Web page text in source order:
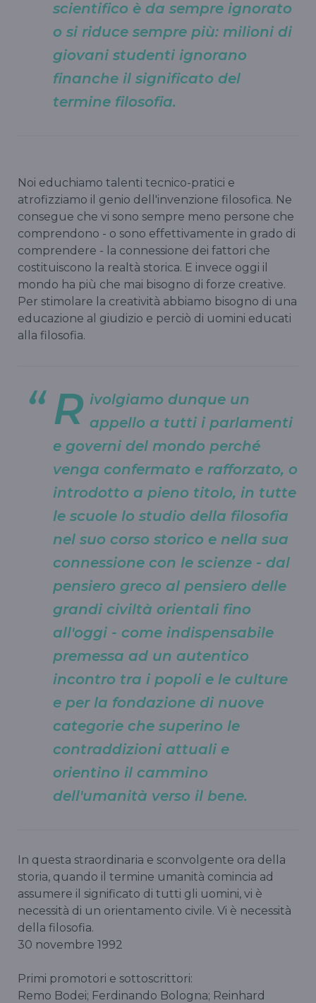
scientifico è da sempre ignorato
o si riduce sempre più: milioni di
giovani studenti ignorano
finanche il significato del
termine filosofia.
Noi educhiamo talenti tecnico-pratici e
atrofizziamo il genio dell'invenzione filosofica. Ne
consegue che vi sono sempre meno persone che
comprendono - o sono effettivamente in grado di
comprendere - la connessione dei fattori che
costituiscono la realtà storica. E invece oggi il
mondo ha più che mai bisogno di forze creative.
Per stimolare la creatività abbiamo bisogno di una
educazione al giudizio e perciò di uomini educati
alla filosofia.
R ivolgiamo dunque un
appello a tutti i parlamenti
e governi del mondo perché
venga confermato e rafforzato, o
introdotto a pieno titolo, in tutte
le scuole lo studio della filosofia
nel suo corso storico e nella sua
connessione con le scienze - dal
pensiero greco al pensiero delle
grandi civiltà orientali fino
all'oggi - come indispensabile
premessa ad un autentico
incontro tra i popoli e le culture
e per la fondazione di nuove
categorie che superino le
contraddizioni attuali e
orientino il cammino
dell'umanità verso il bene.
In questa straordinaria e sconvolgente ora della
storia, quando il termine umanità comincia ad
assumere il significato di tutti gli uomini, vi è
necessità di un orientamento civile. Vi è necessità
della filosofia.
30 novembre 1992
Primi promotori e sottoscrittori:
Remo Bodei; Ferdinando Bologna; Reinhard